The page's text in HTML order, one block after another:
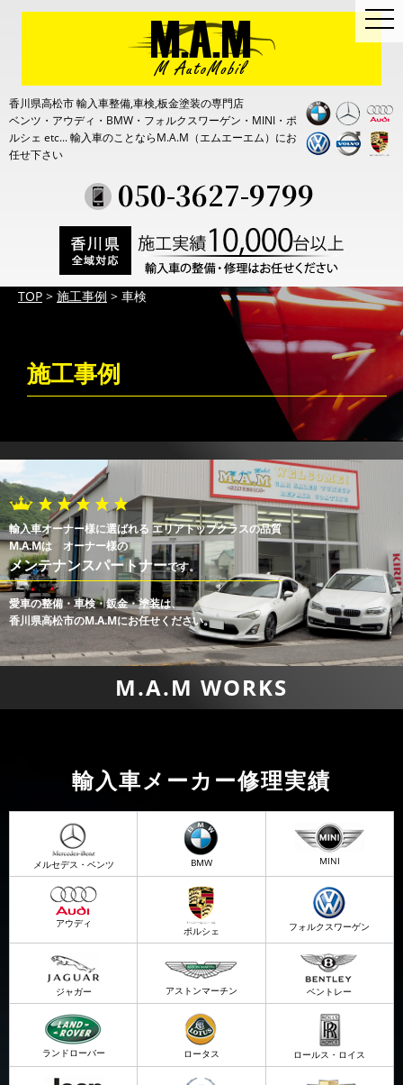
香川県高松市 輸入車整備,車検,板金塗装の専門店
ベンツ・アウディ・BMW・フォルクスワーゲン・MINI・ポ
ルシェ etc...輸入車のことならM.A.M（エムエーエム）にお
任せ下さい
050-3627-9799
TOP > 施工事例 > 車検
施工事例
輸入車オーナー様に選ばれる エリアトップクラスの品質
M.A.Mは オーナー様の
メンテナンスパートナーです。
愛車の整備・車検・鈑金・塗装は、
香川県高松市のM.A.Mにお任せください。
M.A.M WORKS
輸入車メーカー修理実績
メルセデス・ベンツ BMW MINI
アウディ
ポルシェ フォルクスワーゲン
ジャガー アストンマーチン ベントレー
ランドローバー ロータス ロールス・ロイス